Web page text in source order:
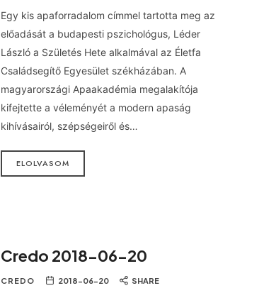
Egy kis apaforradalom címmel tartotta meg az
előadását a budapesti pszichológus, Léder
László a Születés Hete alkalmával az Életfa
Családsegítő Egyesület székházában. A
magyarországi Apaakadémia megalakítója
kifejtette a véleményét a modern apaság
kihívásairól, szépségeiről és…
ELOLVASOM
Credo 2018-06-20
CREDO 2018-06-20 SHARE